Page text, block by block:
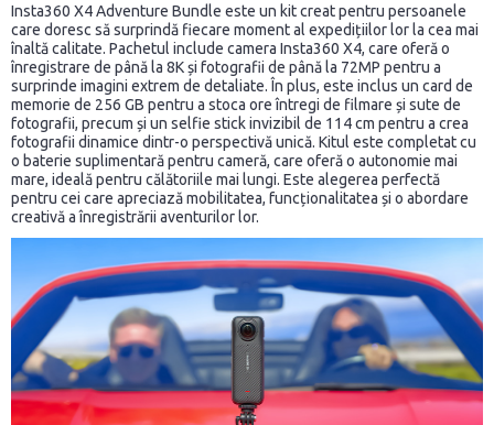
Insta360 X4 Adventure Bundle este un kit creat pentru persoanele
care doresc să surprindă fiecare moment al expedițiilor lor la cea mai
înaltă calitate. Pachetul include camera Insta360 X4, care oferă o
înregistrare de până la 8K și fotografii de până la 72MP pentru a
surprinde imagini extrem de detaliate. În plus, este inclus un card de
memorie de 256 GB pentru a stoca ore întregi de filmare și sute de
fotografii, precum și un selfie stick invizibil de 114 cm pentru a crea
fotografii dinamice dintr-o perspectivă unică. Kitul este completat cu
o baterie suplimentară pentru cameră, care oferă o autonomie mai
mare, ideală pentru călătoriile mai lungi. Este alegerea perfectă
pentru cei care apreciază mobilitatea, funcționalitatea și o abordare
creativă a înregistrării aventurilor lor.